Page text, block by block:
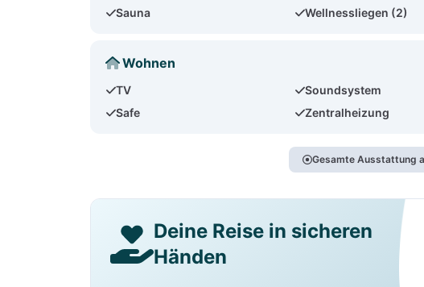
Sauna Wellnessliegen (2)
Wohnen
TV Soundsystem
Safe
Zentralheizung
Gesamte Ausstattung
Deine Reise in sicheren
Händen